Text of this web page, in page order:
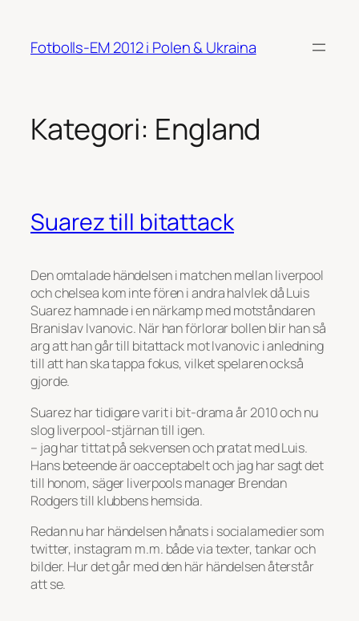
innehåll
Fotbolls-EM 2012 i Polen & Ukraina
Kategori: England
Suarez till bitattack
Den omtalade händelsen i matchen mellan liverpool
och chelsea kom inte fören i andra halvlek då Luis
Suarez hamnade i en närkamp med motståndaren
Branislav Ivanovic. När han förlorar bollen blir han så
arg att han går till bitattack mot Ivanovic i anledning
till att han ska tappa fokus, vilket spelaren också
gjorde.
Suarez har tidigare varit i bit-drama år 2010 och nu
slog liverpool-stjärnan till igen.
– jag har tittat på sekvensen och pratat med Luis.
Hans beteende är oacceptabelt och jag har sagt det
till honom, säger liverpools manager Brendan
Rodgers till klubbens hemsida.
Redan nu har händelsen hånats i socialamedier som
twitter, instagram m.m. både via texter, tankar och
bilder. Hur det går med den här händelsen återstår
att se.